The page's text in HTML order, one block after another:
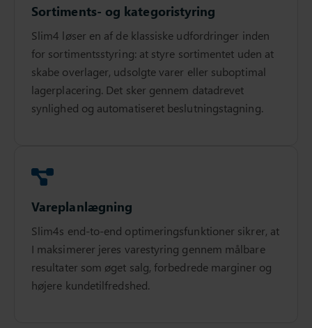
Sortiments- og kategoristyring
Slim4 løser en af de klassiske udfordringer inden
for sortimentsstyring: at styre sortimentet uden at
skabe overlager, udsolgte varer eller suboptimal
lagerplacering. Det sker gennem datadrevet
synlighed og automatiseret beslutningstagning.
Vareplanlægning
Slim4s end-to-end optimeringsfunktioner sikrer, at
I maksimerer jeres varestyring gennem målbare
resultater som øget salg, forbedrede marginer og
højere kundetilfredshed.